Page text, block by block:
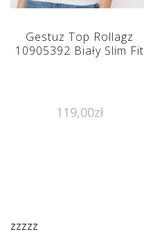
Gestuz Top Rollagz
10905392 Biały Slim Fit
119,00zł
zzzzz